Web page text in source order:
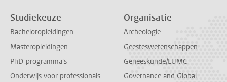
Studiekeuze
Bacheloropleidingen
Masteropleidingen
PhD-programma's
Onderwijs voor professionals
Organisatie
Archeologie
Geesteswetenschappen
Geneeskunde/LUMC
Governance and Global